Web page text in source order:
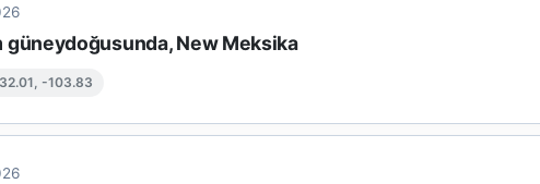
güneydoğusunda, New Meksika
32.01, -103.83